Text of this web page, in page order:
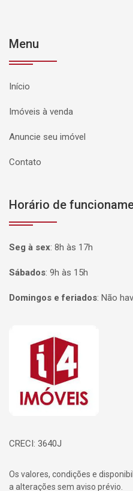
Menu
Início
Imóveis à venda
Anuncie seu imóvel
Contato
Horário de
Seg à sex: 8h às 17h
Sábados: 9h às 15h
Domingos e feriados: Não
Página inicial
CRECI: 3640J
Os valores, condições e
a alterações sem aviso prévio.